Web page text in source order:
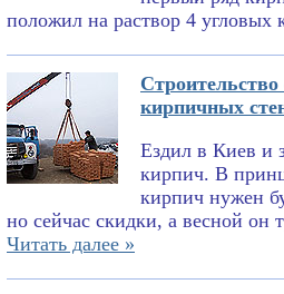
положил на раствор 4 угловых
кирпичных
Ездил в Киев и
кирпич. В
кирпич нужен
но сейчас скидки, а весной он
Читать далее »